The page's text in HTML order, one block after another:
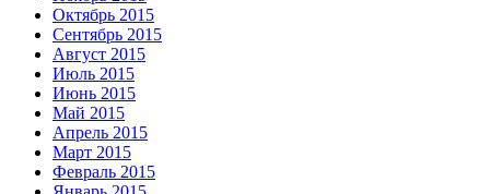
Октябрь 2015
Сентябрь 2015
Август 2015
Июль 2015
Июнь 2015
Май 2015
Апрель 2015
Март 2015
Февраль 2015